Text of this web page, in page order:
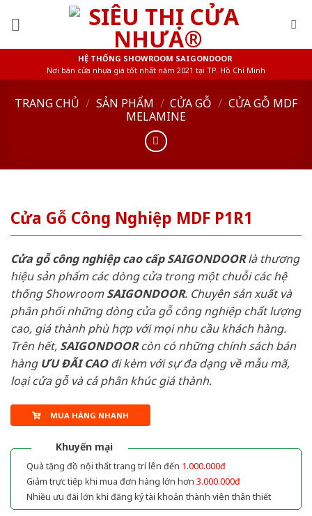
HỆ THỐNG SHOWROOM SAIGONDOOR
Nơi bán cửa nhựa giá tốt nhất năm 2021 tại TP. Hồ Chí Minh
TRANG CHỦ / SẢN PHẨM / CỬA GỖ / CỬA GỖ MDF
MELAMINE
Cửa Gỗ Công Nghiệp MDF P1R1
Cửa gỗ công nghiệp cao cấp SAIGONDOORlà thương
hiệu sản phẩm các dòng cửa trong một chuỗi các hệ
thống ShowroomSAIGONDOOR. Chuyên sản xuất và
phân phối những dòng cửa gỗ công nghiệp chất lượng
cao, giá thành phù hợp với mọi nhu cầu khách hàng.
Trên hết, SAIGONDOORcòn có những chính sách bán
hàng ƯU ĐÃI CAOđi kèm với sự đa dạng về mẫu mã,
loại cửa gỗ và cả phân khúc giá thành.
MUA HÀNG NHANH
Khuyến mại
Quà tặng đồ nội thất trang trí lên đến 1.000.000đ
Giảm trực tiếp khi mua đơn hàng lớn hơn 3.000.000đ
Nhiều ưu đãi lớn khi đăng ký tài khoản thành viên thân thiết